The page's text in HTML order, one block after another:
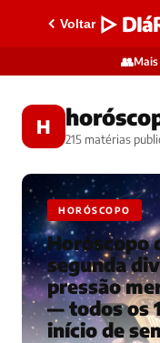
Voltar ▷
👥Mais
H
215 matérias
HORÓSCOPO
Horóscopo
segunda
pressão
— todos os
início de